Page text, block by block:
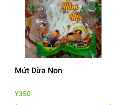
Mứt Dừa Non
¥350